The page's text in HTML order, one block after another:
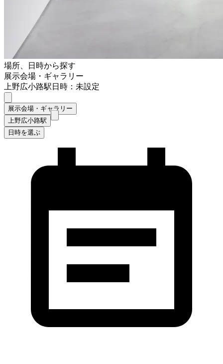
場所、日時から探す
展示会場・ギャラリー
上野広小路駅日時：未設定
展示会場・ギャラリー
上野広小路駅
日時を選ぶ